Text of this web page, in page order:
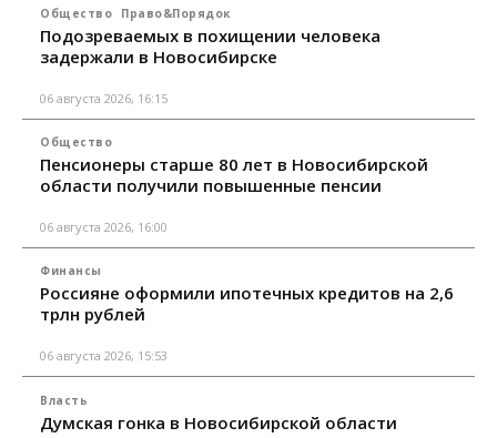
Общество Право&Порядок
Подозреваемых в похищении человека
задержали в Новосибирске
06 августа 2026, 16:15
Общество
Пенсионеры старше 80 лет в Новосибирской
области получили повышенные пенсии
06 августа 2026, 16:00
Финансы
Россияне оформили ипотечных кредитов на 2,6
трлн рублей
06 августа 2026, 15:53
Власть
Думская гонка в Новосибирской области